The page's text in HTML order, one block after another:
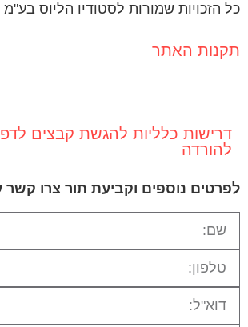
דרישות כלליות להגשת קבצים
להורדה
כל הזכויות שמורות לסטודיו הליוס בע"מ 2024
תקנות האתר
לפרטים נוספים וקביעת תור צרו קשר